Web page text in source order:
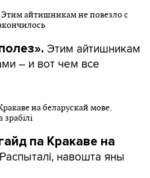
Этим айтишникам
– и вот чем все
па Кракаве на
Распыталі, навошта яны